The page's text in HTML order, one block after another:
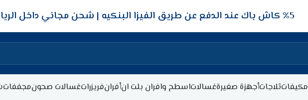
5‎% كاش باك عند الدفع عن طريق الفيزا البنكيه شحن مجاني داخل
مكيفاتثلاجاتأجهزة صغيرةغسالاتاسطح وافران بلت انأفرانفريزراتغسالات صحونمجففات